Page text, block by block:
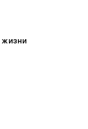
жизни